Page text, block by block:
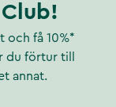
och få 10%*
du förtur till
annat.